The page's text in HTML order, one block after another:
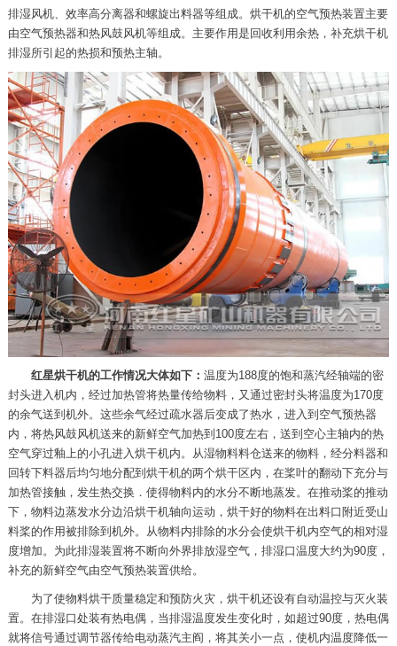
排湿风机、效率高分离器和螺旋出料器等组成。烘干机的空气预热装置主要
由空气预热器和热风鼓风机等组成。主要作用是回收利用余热，补充烘干机
排湿所引起的热损和预热主轴。
红星烘干机的工作情况大体如下： 温度为188度的饱和蒸汽经轴端的密
封头进入机内，经过加热管将热量传给物料，又通过密封头将温度为170度
的余气送到机外。这些余气经过疏水器后变成了热水，进入到空气预热器
内，将热风鼓风机送来的新鲜空气加热到100度左右，送到空心主轴内的热
空气穿过釉上的小孔进入烘干机内。从湿物料料仓送来的物料，经分料器和
回转下料器后均匀地分配到烘干机的两个烘干区内，在桨叶的翻动下充分与
加热管接触，发生热交换．使得物料内的水分不断地蒸发。在推动桨的推动
下，物料边蒸发水分边沿烘干机轴向运动，烘干好的物料在出料口附近受山
料桨的作用被排除到机外。从物料内排除的水分会使烘干机内空气的相对湿
度增加。为此排湿装置将不断向外界排放湿空气，排湿口温度大约为90度，
补充的新鲜空气由空气预热装置供给。
为了使物料烘干质量稳定和预防火灾，烘干机还设有自动温控与灭火装
置。在排湿口处装有热电偶，当排湿温度发生变化时，如超过90度，热电偶
就将信号通过调节器传给电动蒸汽主阎，将其关小一点，使机内温度降低一